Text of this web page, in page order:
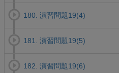
180. 演習問題19(4)
181. 演習問題19(5)
182. 演習問題19(6)